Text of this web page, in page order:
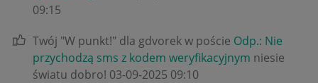
09:15
Twój "W punkt!" dla gdvorek w poście Odp.: Nie
przychodzą sms z kodem weryfikacyjnym niesie
światu dobro! ‎03-09-2025 09:10